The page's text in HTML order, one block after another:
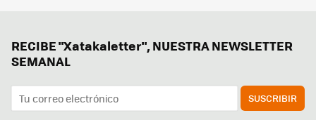
RECIBE "Xatakaletter", NUESTRA NEWSLETTER
SEMANAL
SUSCRIBIR